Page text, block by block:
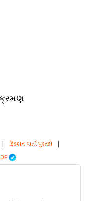
| ફિક્શન વાર્તા પુસ્તકો |